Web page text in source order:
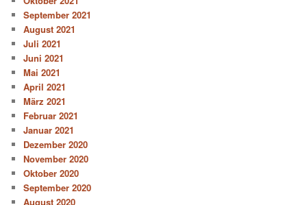
September 2021
August 2021
Juli 2021
Juni 2021
Mai 2021
April 2021
März 2021
Februar 2021
Januar 2021
Dezember 2020
November 2020
Oktober 2020
September 2020
August 2020